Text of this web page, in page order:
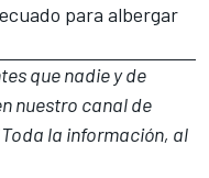
para albergar
que nadie y de
nuestro canal de
la información, al